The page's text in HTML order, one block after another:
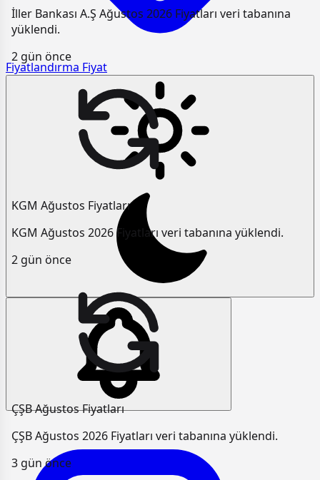
Fiyatlandırma Fiyat
İller Bankası A.Ş Ağustos 2026 Fiyatları veri tabanına
yüklendi.
2 gün önce
KGM Ağustos Fiyatları
KGM Ağustos 2026 Fiyatları veri tabanına yüklendi.
2 gün önce
ÇŞB Ağustos Fiyatları
ÇŞB Ağustos 2026 Fiyatları veri tabanına yüklendi.
3 gün önce